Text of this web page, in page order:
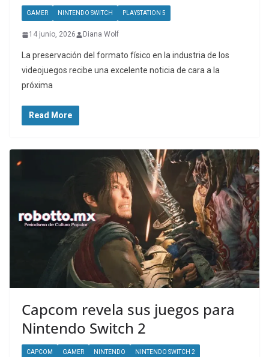
GAMER NINTENDO SWITCH PLAYSTATION 5
14 junio, 2026 Diana Wolf
La preservación del formato físico en la industria de los
videojuegos recibe una excelente noticia de cara a la
próxima
Read More
Capcom revela sus juegos para
Nintendo Switch 2
CAPCOM GAMER NINTENDO NINTENDO SWITCH 2